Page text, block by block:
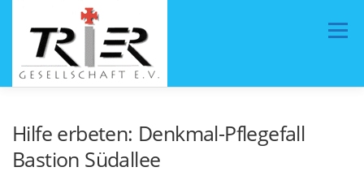
Menü
Hilfe erbeten: Denkmal-Pflegefall
Bastion Südallee